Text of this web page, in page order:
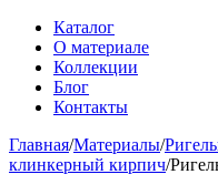
Каталог
О материале
Коллекции
Блог
Контакты
Главная/Материалы/
клинкерный кирпич/